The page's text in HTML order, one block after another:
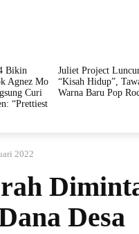
Bikin
Agnez Mo
Curi
“Prettiest
Juliet Project
“Kisah Hidup”,
Warna Baru Pop
2022
Desa